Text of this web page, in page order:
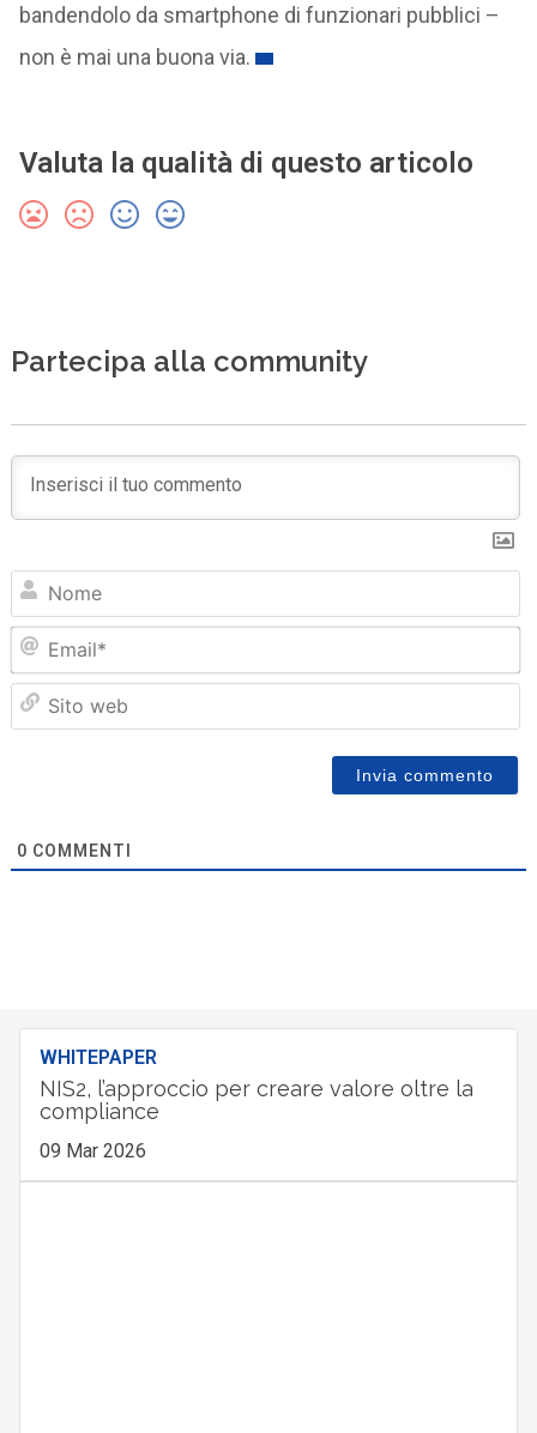
bandendolo da smartphone di funzionari pubblici –
non è mai una buona via.
Valuta la qualità di questo articolo
Partecipa alla community
0 COMMENTI
WHITEPAPER
NIS2, l’approccio per creare valore oltre la
compliance
09 Mar 2026